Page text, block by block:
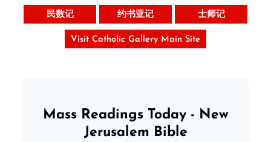
民数记 约书亚记 士师记
Visit Catholic Gallery Main Site
Mass Readings Today - New
Jerusalem Bible